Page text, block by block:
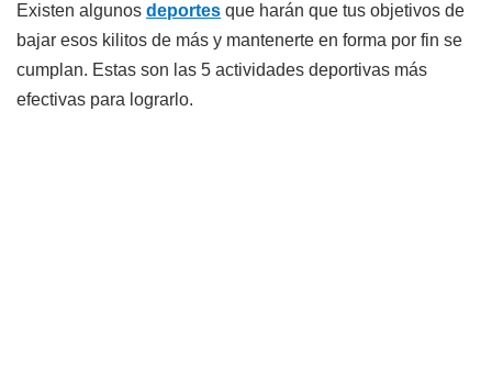
Existen algunos deportes que harán que tus objetivos de
bajar esos kilitos de más y mantenerte en forma por fin se
cumplan. Estas son las 5 actividades deportivas más
efectivas para lograrlo.